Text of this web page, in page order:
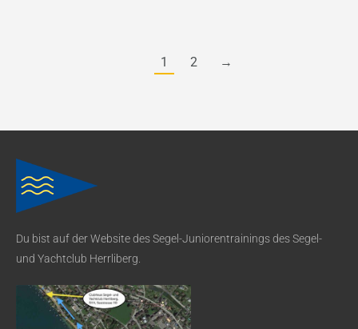
1 2 →
Du bist auf der Website des Segel-Juniorentrainings des Segel-
und Yachtclub Herrliberg.